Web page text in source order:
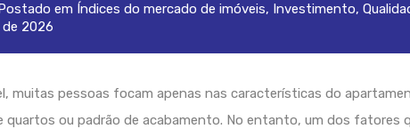
em Índices do mercado de imóveis, Investimento,
de 2026
muitas pessoas focam apenas nas características do
quartos ou padrão de acabamento. No entanto, um dos fatores